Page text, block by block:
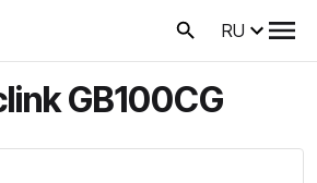
RU
GB100CG